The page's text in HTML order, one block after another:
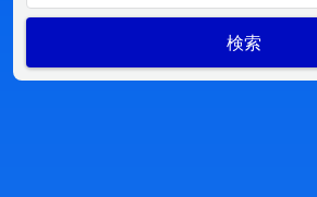
検索